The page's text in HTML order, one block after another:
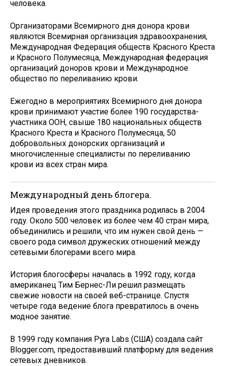
человека.
Организаторами Всемирного дня донора крови
являются Всемирная организация здравоохранения,
Международная Федерация обществ Красного Креста
и Красного Полумесяца, Международная федерация
организаций доноров крови и Международное
общество по переливанию крови.
Ежегодно в мероприятиях Всемирного дня донора
крови принимают участие более 190 государства-
участника ООН, свыше 180 национальных обществ
Красного Креста и Красного Полумесяца, 50
добровольных донорских организаций и
многочисленные специалисты по переливанию
крови из всех стран мира.
Международный день блогера.
Идея проведения этого праздника родилась в 2004
году. Около 500 человек из более чем 40 стран мира,
объединились и решили, что им нужен свой день —
своего рода символ дружеских отношений между
сетевыми блогерами всего мира.
История блогосферы началась в 1992 году, когда
американец Тим Бернес-Ли решил размещать
свежие новости на своей веб-странице. Спустя
четыре года ведение блога превратилось в очень
модное занятие.
В 1999 году компания Pyra Labs (США) создала сайт
Blogger.com, предоставивший платформу для ведения
сетевых дневников.